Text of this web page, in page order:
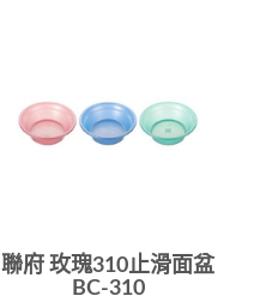
聯府 玫瑰310止滑面盆
BC-310